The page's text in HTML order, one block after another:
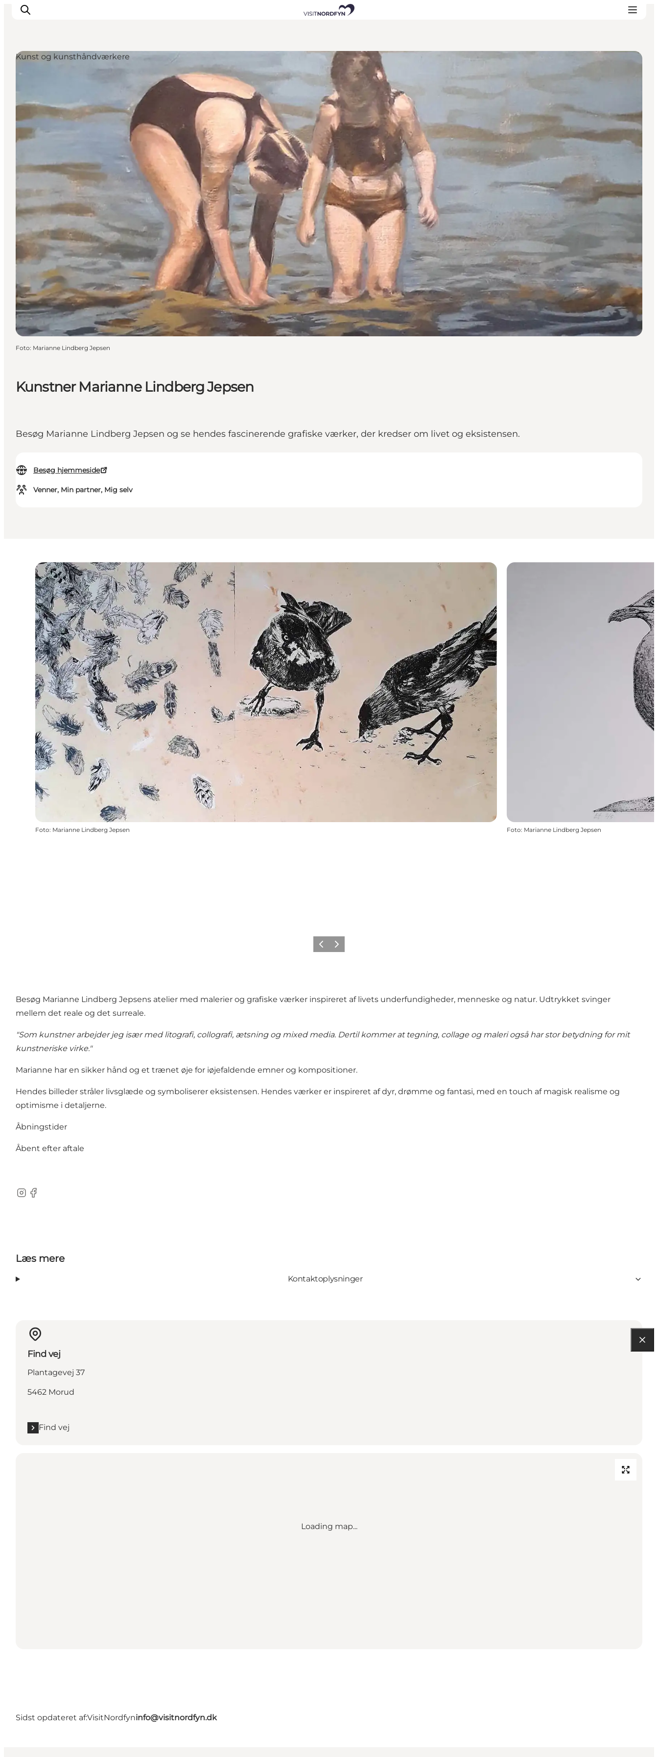
Spis og drik
Overnatning
Book oplevelser
Kunstner Marianne Lindberg Jepsen
Besøg Marianne Lindberg Jepsen og se hendes fascinerende grafiske værker, der kredser om livet og eksistensen.
Besøg hjemmeside
Venner, Min partner, Mig selv
Kunst og kunsthåndværkere
Foto: Marianne Lindberg Jepsen
Foto: Marianne Lindberg Jepsen Foto: Marianne Lindberg Jepsen
Forrige billede
Næste billede
Besøg Marianne Lindberg Jepsens atelier med malerier og grafiske værker inspireret af livets underfundigheder, menneske og natur. Udtrykket svinger
mellem det reale og det surreale.
"Som kunstner arbejder jeg især med litografi, collografi, ætsning og mixed media. Dertil kommer at tegning, collage og maleri også har stor betydning for mit
kunstneriske virke."
Marianne har en sikker hånd og et trænet øje for iøjefaldende emner og kompositioner.
Hendes billeder stråler livsglæde og symboliserer eksistensen. Hendes værker er inspireret af dyr, drømme og fantasi, med en touch af magisk realisme og
optimisme i detaljerne.
Åbningstider
Åbent efter aftale
Instagram
Facebook
Læs mere
Kontaktoplysninger
Find vej
Plantagevej 37
5462 Morud
Find vej
Loading map...
Sidst opdateret af:VisitNordfyninfo@visitnordfyn.dk